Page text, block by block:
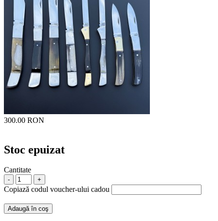
300.00 RON
Stoc epuizat
Cantitate
- +
Copiază codul voucher-ului cadou
Adaugă în coş